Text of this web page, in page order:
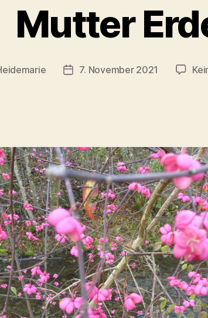
Mutter
Veröffentlichungsdatum
7. November 2021